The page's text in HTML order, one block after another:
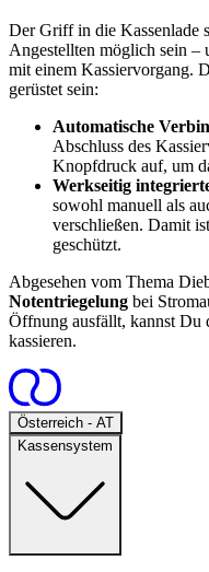
Der Griff in die Kassenlade
Angestellten möglich sein –
mit einem Kassiervorgang.
gerüstet sein:
Automatische
Abschluss des
Knopfdruck auf, um
Werkseitig
sowohl manuell als
verschließen. Damit
geschützt.
Abgesehen vom Thema
Notentriegelung bei
Öffnung ausfällt, kannst Du
kassieren.
Österreich - ATOpen
Kassensystem